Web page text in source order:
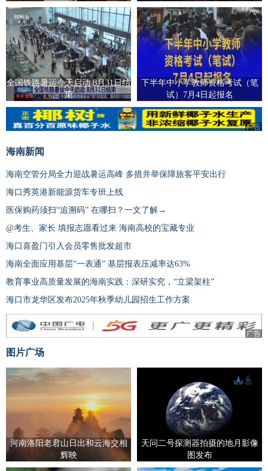
全国铁路暑运今天启动 8月31日结
束
下半年中小学教师资格考试（笔
试）7月4日起报名
广告
广告
海南新闻
海南空管分局全力迎战暑运高峰 多措并举保障旅客平安出行
海口秀英港新能源货车专班上线
医保购药须扫“追溯码” 在哪扫？一文了解→
@考生、家长 填报志愿看过来 海南高校的宝藏专业
海口喜盈门引入会员零售批发超市
海南全面应用基层“一表通” 基层报表压减率达63%
教育事业高质量发展的海南实践：深研实究，“立梁架柱”
海口市龙华区发布2025年秋季幼儿园招生工作方案
广告
图片广场
河南洛阳老君山日出和云海交相
辉映
天问二号探测器拍摄的地月影像
图发布